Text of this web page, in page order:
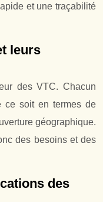
et une traçabilité
leurs
des VTC. Chacun
ce soit en termes de
géographique.
des besoins et des
des